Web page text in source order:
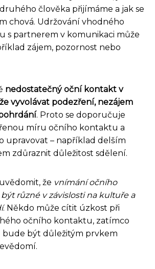
člověka přijímáme a jak se
chová. Udržování vhodného
s partnerem v komunikaci může
zájem, pozornost nebo
nedostatečný oční kontakt v
vyvolávat podezření, nezájem
. Proto se doporučuje
míru očního kontaktu a
upravovat – například delším
zdůraznit důležitost sdělení.
že vnímání očního
různé v závislosti na kultuře a
. Někdo může cítit úzkost při
očního kontaktu, zatímco
bude být důležitým prvkem